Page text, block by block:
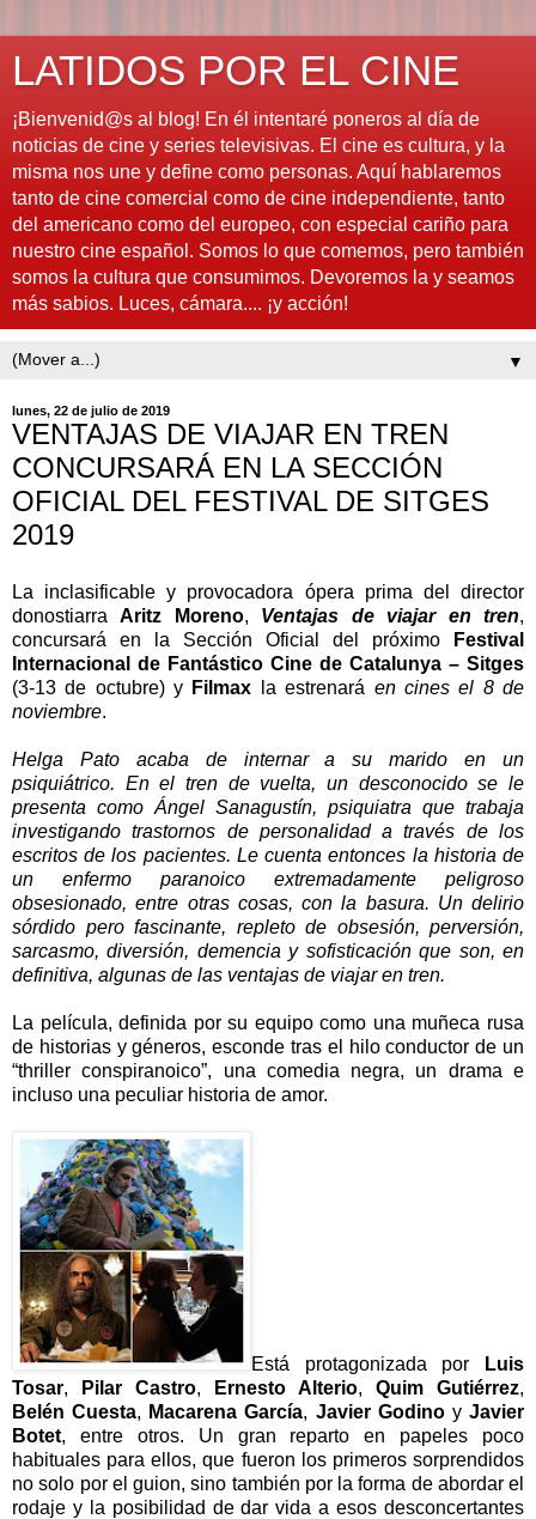
LATIDOS POR EL CINE
¡Bienvenid@s al blog! En él intentaré poneros al día de
noticias de cine y series televisivas. El cine es cultura, y la
misma nos une y define como personas. Aquí hablaremos
tanto de cine comercial como de cine independiente, tanto
del americano como del europeo, con especial cariño para
nuestro cine español. Somos lo que comemos, pero también
somos la cultura que consumimos. Devoremos la y seamos
más sabios. Luces, cámara.... ¡y acción!
▼
lunes, 22 de julio de 2019
VENTAJAS DE VIAJAR EN TREN
CONCURSARÁ EN LA SECCIÓN
OFICIAL DEL FESTIVAL DE SITGES
2019
La inclasificable y provocadora ópera prima del director
donostiarraAritz Moreno, Ventajas de viajar en tren,
concursará en la Sección Oficial del próximo
Festival
Internacional de Fantástico Cine de Catalunya – Sitges
(3-13 de octubre) y Filmax la estrenará en cines el 8 de
noviembre.
Helga Pato acaba de internar a su marido en un
psiquiátrico. En el tren de vuelta, un desconocido se le
presenta como Ángel Sanagustín, psiquiatra que trabaja
investigando trastornos de personalidad a través de los
escritos de los pacientes. Le cuenta entonces la historia de
un enfermo paranoico extremadamente peligroso
obsesionado, entre otras cosas, con la basura. Un delirio
sórdido pero fascinante, repleto de obsesión, perversión,
sarcasmo, diversión, demencia y sofisticación que son, en
definitiva, algunas de las ventajas de viajar en tren.
La película, definida por su equipo como una muñeca rusa
de historias y géneros, esconde tras el hilo conductor de un
“thriller conspiranoico”, una comedia negra, un drama e
incluso una peculiar historia de amor.
Está protagonizada por
Luis
Tosar, Pilar Castro, Ernesto Alterio, Quim Gutiérrez,
Belén Cuesta, Macarena García, Javier GodinoyJavier
Botet, entre otros. Un gran reparto en papeles poco
habituales para ellos, que fueron los primeros sorprendidos
no solo por el guion, sino también por la forma de abordar el
rodaje y la posibilidad de dar vida a esos desconcertantes